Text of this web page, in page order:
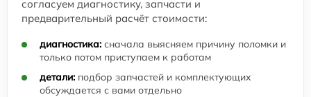
согласуем диагностику, запчасти и
предварительный расчёт стоимости:
диагностика: сначала выясняем причину поломки и
только потом приступаем к работам
детали: подбор запчастей и комплектующих
обсуждается с вами отдельно